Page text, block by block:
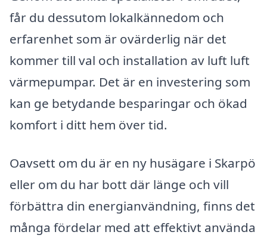
får du dessutom lokalkännedom och
erfarenhet som är ovärderlig när det
kommer till val och installation av luft luft
värmepumpar. Det är en investering som
kan ge betydande besparingar och ökad
komfort i ditt hem över tid.
Oavsett om du är en ny husägare i Skarpö
eller om du har bott där länge och vill
förbättra din energianvändning, finns det
många fördelar med att effektivt använda